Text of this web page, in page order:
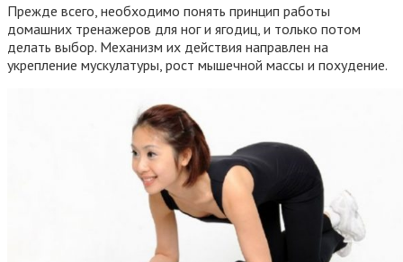
Прежде всего, необходимо понять принцип работы
домашних тренажеров для ног и ягодиц, и только потом
делать выбор. Механизм их действия направлен на
укрепление мускулатуры, рост мышечной массы и похудение.